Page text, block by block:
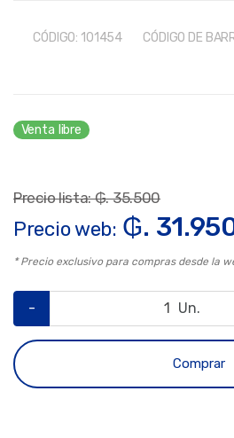
CÓDIGO: 101454 CÓDIGO DE
Venta libre
Precio lista: ₲. 35.500
Precio web: ₲.
* Precio exclusivo para compras desde la
- Un.
Comprar